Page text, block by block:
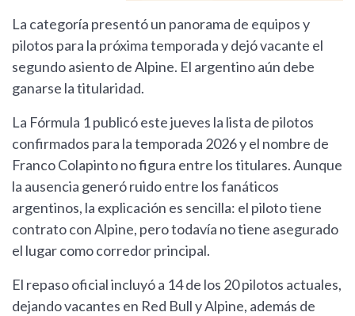
La categoría presentó un panorama de equipos y
pilotos para la próxima temporada y dejó vacante el
segundo asiento de Alpine. El argentino aún debe
ganarse la titularidad.
La Fórmula 1 publicó este jueves la lista de pilotos
confirmados para la temporada 2026 y el nombre de
Franco Colapinto no figura entre los titulares. Aunque
la ausencia generó ruido entre los fanáticos
argentinos, la explicación es sencilla: el piloto tiene
contrato con Alpine, pero todavía no tiene asegurado
el lugar como corredor principal.
El repaso oficial incluyó a 14 de los 20 pilotos actuales,
dejando vacantes en Red Bull y Alpine, además de